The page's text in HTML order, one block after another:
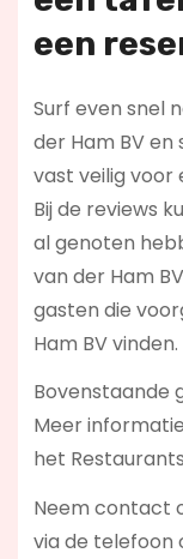
een
Surf even snel
der Ham BV
vast veilig voor
Bij de reviews
al genoten
van der Ham
gasten die
Ham BV vinden.
Bovenstaande
Meer
het
Neem contact
via de telefoon